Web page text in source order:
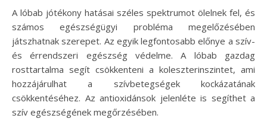
A lóbab jótékony hatásai széles spektrumot ölelnek fel, és
számos egészségügyi probléma megelőzésében
játszhatnak szerepet. Az egyik legfontosabb előnye a szív-
és érrendszeri egészség védelme. A lóbab gazdag
rosttartalma segít csökkenteni a koleszterinszintet, ami
hozzájárulhat a szívbetegségek kockázatának
csökkentéséhez. Az antioxidánsok jelenléte is segíthet a
szív egészségének megőrzésében.